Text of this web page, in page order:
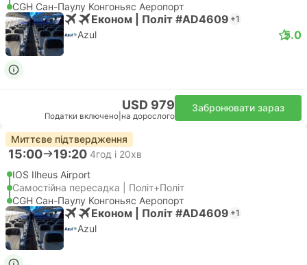
CGH Сан-Паулу Конгоньяс Аеропорт
Економ | Політ #AD4609 +1
Azul 5.0
USD 979
Податки включено на дорослого
Забронювати зараз
Миттєве підтвердження
15:00 19:20 4год і 20хв
IOS Ilheus Airport
Самостійна пересадка | Політ+Політ
CGH Сан-Паулу Конгоньяс Аеропорт
Економ | Політ #AD4609 +1
Azul